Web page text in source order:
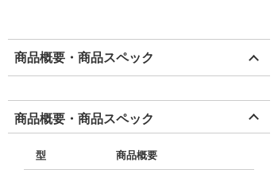
商品概要・商品スペック
商品概要・商品スペック
型 商品概要